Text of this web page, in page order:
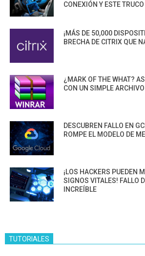
CONEXIÓN Y ESTE TRUCO
¡MÁS DE 50,000
BRECHA DE CITRIX QUE
¿MARK OF THE WHAT?
CON UN SIMPLE
DESCUBREN FALLO EN
ROMPE EL MODELO DE
¡LOS HACKERS PUEDEN
SIGNOS VITALES! FALLO
INCREÍBLE
TUTORIALES